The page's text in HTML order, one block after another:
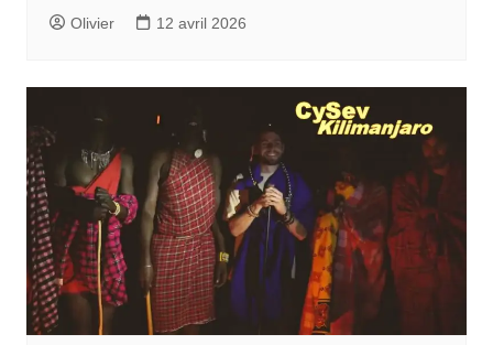
Olivier 12 avril 2026